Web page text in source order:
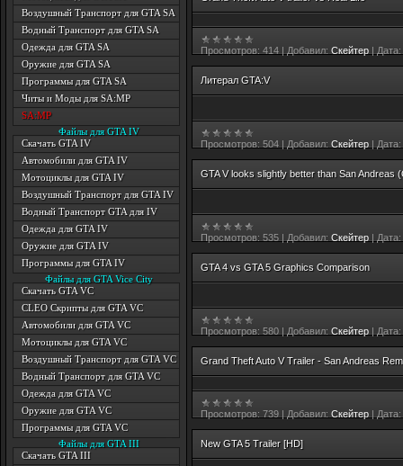
Воздушный Транспорт для GTA SA
Водный Транспорт для GTA SA
Одежда для GTA SA
Оружие для GTA SA
Программы для GTA SA
Читы и Моды для SA:MP
SA:MP
Файлы для GTA IV
Скачать GTA IV
Автомобили для GTA IV
Мотоциклы для GTA IV
Воздушный Транспорт для GTA IV
Водный Транспорт GTA для IV
Одежда для GTA IV
Оружие для GTA IV
Программы для GTA IV
Файлы для GTA Vice City
Скачать GTA VC
CLEO Скрипты для GTA VC
Автомобили для GTA VC
Мотоциклы для GTA VC
Воздушный Транспорт для GTA VC
Водный Транспорт для GTA VC
Одежда для GTA VC
Оружие для GTA VC
Программы для GTA VC
Файлы для GTA III
Скачать GTA III
Просмотров: 414 | Добавил: Скейтер | Дата:
Литерал GTA:V
Просмотров: 504 | Добавил: Скейтер | Дата:
GTA V looks slightly better than San Andreas
Просмотров: 535 | Добавил: Скейтер | Дата:
GTA 4 vs GTA 5 Graphics Comparison
Просмотров: 580 | Добавил: Скейтер | Дата:
Grand Theft Auto V Trailer - San Andreas
Просмотров: 739 | Добавил: Скейтер | Дата:
New GTA 5 Trailer [HD]